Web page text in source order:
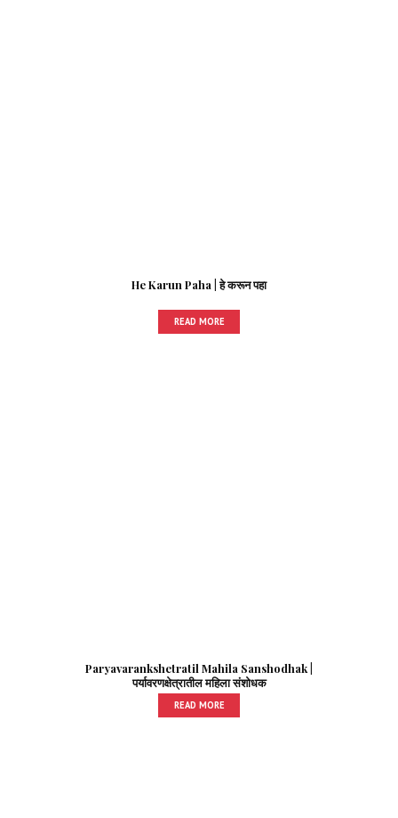
He Karun Paha | हे करून पहा
READ MORE
Paryavarankshetratil Mahila Sanshodhak |
पर्यावरणक्षेत्रातील महिला संशोधक
READ MORE